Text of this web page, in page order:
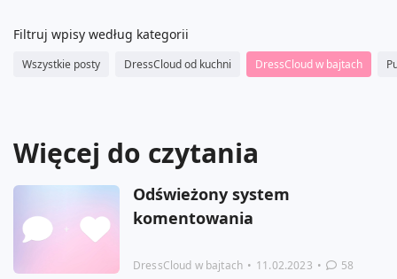
Filtruj wpisy według kategorii
Wszystkie posty DressCloud od kuchni DressCloud w bajtach
Więcej do czytania
Odświeżony system
komentowania
DressCloud w bajtach • 11.02.2023 • 58